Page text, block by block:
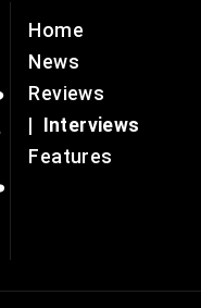
Home
News
Reviews
Interviews
Features